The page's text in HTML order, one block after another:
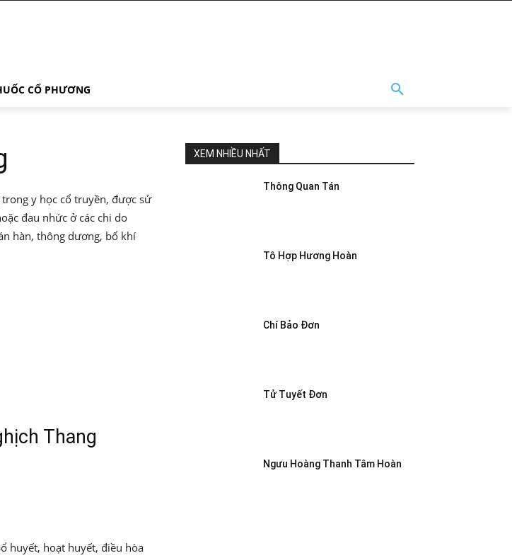
CỔ PHƯƠNG
y học cổ truyền, được sử
đau nhức ở các chi do
hàn, thông dương, bổ khí
Thang
huyết, hoạt huyết, điều hòa
XEM NHIỀU NHẤT
Thông Quan Tán
Tô Hợp Hương Hoàn
Chí Bảo Đơn
Tử Tuyết Đơn
Ngưu Hoàng Thanh Tâm Hoàn